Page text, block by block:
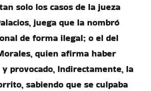
solo los casos de la jueza
juega que la nombró
de forma ilegal; o el del
quien afirma haber
provocado, Indirectamente, la
sabiendo que se culpaba